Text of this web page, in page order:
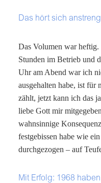
Das hört sich
Das Volumen war
Stunden im Betrieb und
Uhr am Abend war ich
ausgehalten habe, ist für
zählt, jetzt kann ich das
liebe Gott mir
wahnsinnige
festgebissen habe wie
durchgezogen – auf
Mit Erfolg: 1968